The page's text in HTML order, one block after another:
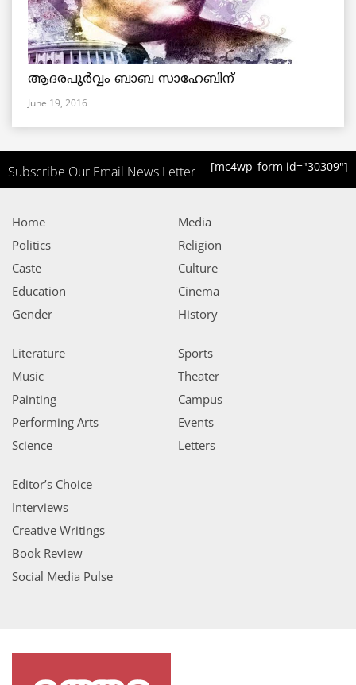
ആദരപൂര്‍വ്വം ബാബ സാഹേബിന്
June 19, 2016
Subscribe Our Email News Letter [mc4wp_form id="30309"]
Home
Politics
Caste
Education
Gender
Media
Religion
Culture
Cinema
History
Literature
Music
Painting
Performing Arts
Science
Sports
Theater
Campus
Events
Letters
Editor’s Choice
Interviews
Creative Writings
Book Review
Social Media Pulse